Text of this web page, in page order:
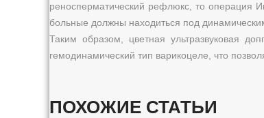
реносперматический рефлюкс, то операция
больные должны находиться под
Таким образом, цветная ультразвуковая
гемодинамический тип варикоцеле, что
ПОХОЖИЕ СТАТЬИ